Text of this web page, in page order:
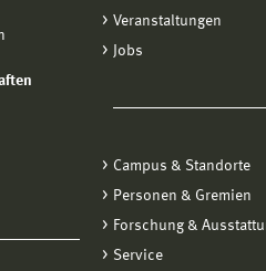
Veranstaltungen
Jobs
Campus & Standorte
Personen & Gremien
Forschung &
Service